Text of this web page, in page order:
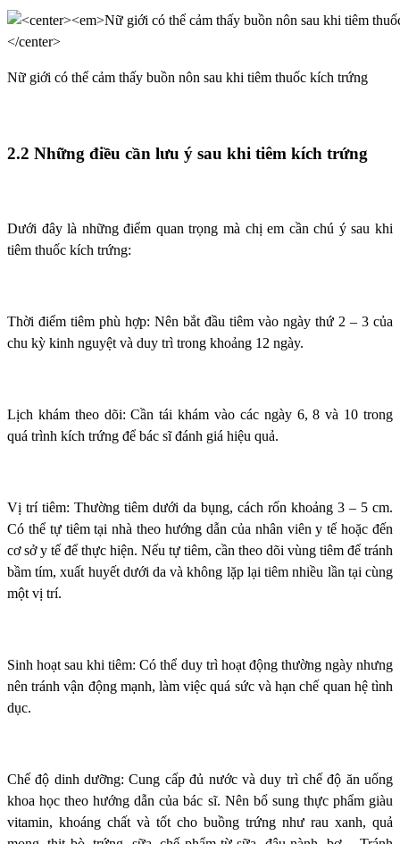
Nữ giới có thể cảm thấy buồn nôn sau khi tiêm thuốc kích trứng
2.2 Những điều cần lưu ý sau khi tiêm kích trứng
Dưới đây là những điểm quan trọng mà chị em cần chú ý sau khi
tiêm thuốc kích trứng:
Thời điểm tiêm phù hợp: Nên bắt đầu tiêm vào ngày thứ 2 – 3 của
chu kỳ kinh nguyệt và duy trì trong khoảng 12 ngày.
Lịch khám theo dõi: Cần tái khám vào các ngày 6, 8 và 10 trong
quá trình kích trứng để bác sĩ đánh giá hiệu quả.
Vị trí tiêm: Thường tiêm dưới da bụng, cách rốn khoảng 3 – 5 cm.
Có thể tự tiêm tại nhà theo hướng dẫn của nhân viên y tế hoặc đến
cơ sở y tế để thực hiện. Nếu tự tiêm, cần theo dõi vùng tiêm để tránh
bầm tím, xuất huyết dưới da và không lặp lại tiêm nhiều lần tại cùng
một vị trí.
Sinh hoạt sau khi tiêm: Có thể duy trì hoạt động thường ngày nhưng
nên tránh vận động mạnh, làm việc quá sức và hạn chế quan hệ tình
dục.
Chế độ dinh dưỡng: Cung cấp đủ nước và duy trì chế độ ăn uống
khoa học theo hướng dẫn của bác sĩ. Nên bổ sung thực phẩm giàu
vitamin, khoáng chất và tốt cho buồng trứng như rau xanh, quả